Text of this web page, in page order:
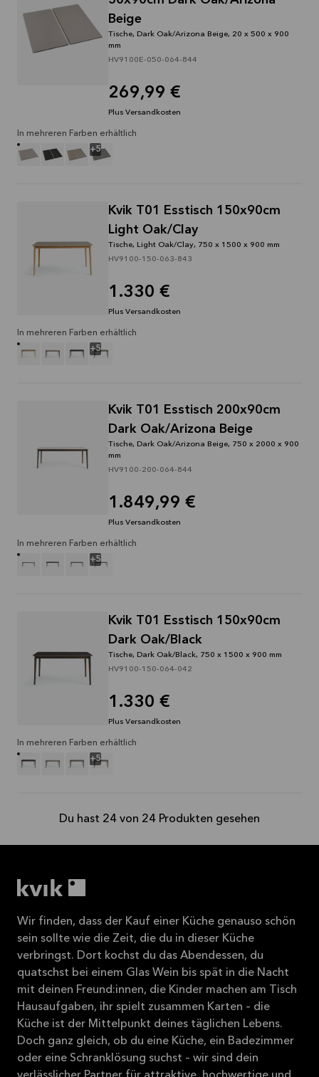
Beige
Tische, Dark Oak/Arizona Beige, 20 x 500 x 900
mm
HV9100E-050-064-844
269,99 €
Plus Versandkosten
In mehreren Farben erhältlich
+5
Kvik T01 Esstisch 150x90cm
Light Oak/Clay
Tische, Light Oak/Clay, 750 x 1500 x 900 mm
HV9100-150-063-843
1.330 €
Plus Versandkosten
In mehreren Farben erhältlich
+5
Kvik T01 Esstisch 200x90cm
Dark Oak/Arizona Beige
Tische, Dark Oak/Arizona Beige, 750 x 2000 x 900
mm
HV9100-200-064-844
1.849,99 €
Plus Versandkosten
In mehreren Farben erhältlich
+5
Kvik T01 Esstisch 150x90cm
Dark Oak/Black
Tische, Dark Oak/Black, 750 x 1500 x 900 mm
HV9100-150-064-042
1.330 €
Plus Versandkosten
In mehreren Farben erhältlich
+5
Du hast 24 von 24 Produkten gesehen
Wir finden, dass der Kauf einer Küche genauso schön
sein sollte wie die Zeit, die du in dieser Küche
verbringst. Dort kochst du das Abendessen, du
quatschst bei einem Glas Wein bis spät in die Nacht
mit deinen Freund:innen, die Kinder machen am Tisch
Hausaufgaben, ihr spielt zusammen Karten – die
Küche ist der Mittelpunkt deines täglichen Lebens.
Doch ganz gleich, ob du eine Küche, ein Badezimmer
oder eine Schranklösung suchst – wir sind dein